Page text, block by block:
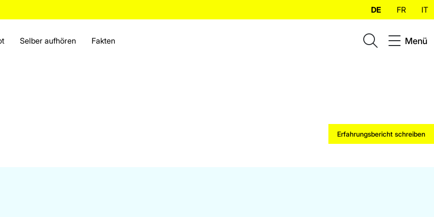
DE FR IT
Selber aufhören Fakten Menü
Erfahrungsbericht schreiben